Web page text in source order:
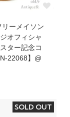
ーメイソン
オフィシャ
ター記念コ
22068】@
SOLD OUT